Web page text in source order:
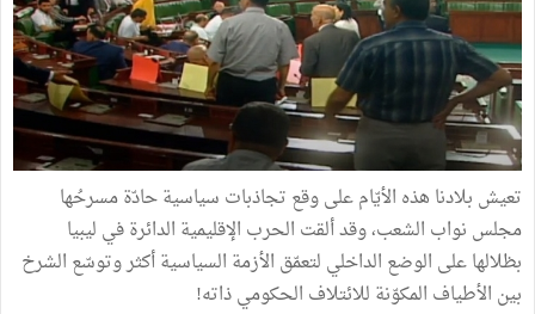
تعيش بلادنا هذه الأيّام على وقع تجاذبات سياسية حادّة مسرحُها
مجلس نواب الشعب، وقد ألقت الحرب الإقليمية الدائرة في ليبيا
بظلالها على الوضع الداخلي لتعمّق الأزمة السياسية أكثر وتوسّع الشرخ
بين الأطياف المكوّنة للائتلاف الحكومي ذاته!